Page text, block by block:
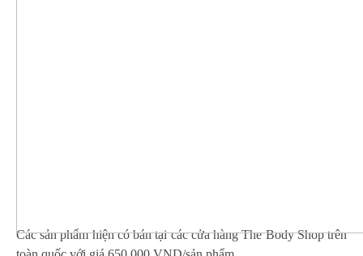
Các sản phẩm hiện có bán tại các cửa hàng The Body Shop trên